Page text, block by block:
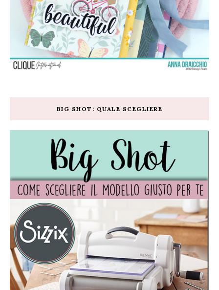
BIG SHOT: QUALE SCEGLIERE